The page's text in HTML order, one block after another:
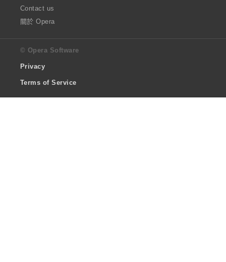
Contact us
關於 Opera
© Opera Software
Privacy
Terms of Service